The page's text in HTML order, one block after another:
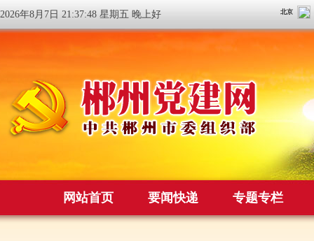
2026年8月7日 21:37:48 星期五 晚上好
网站首页 要闻快递 专题专栏